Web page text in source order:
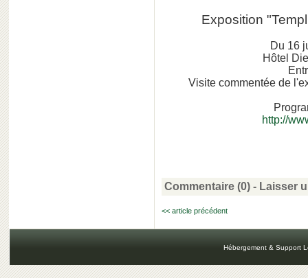
Exposition
Du 16
Hôtel
Visite commentée de
http://
Commentaire (0) - Laisser
<< article précédent
Hébergement & Support